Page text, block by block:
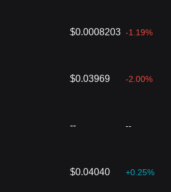
$0.0008203 -1.19%
$0.03969 -2.00%
-- --
$0.04040 +0.25%